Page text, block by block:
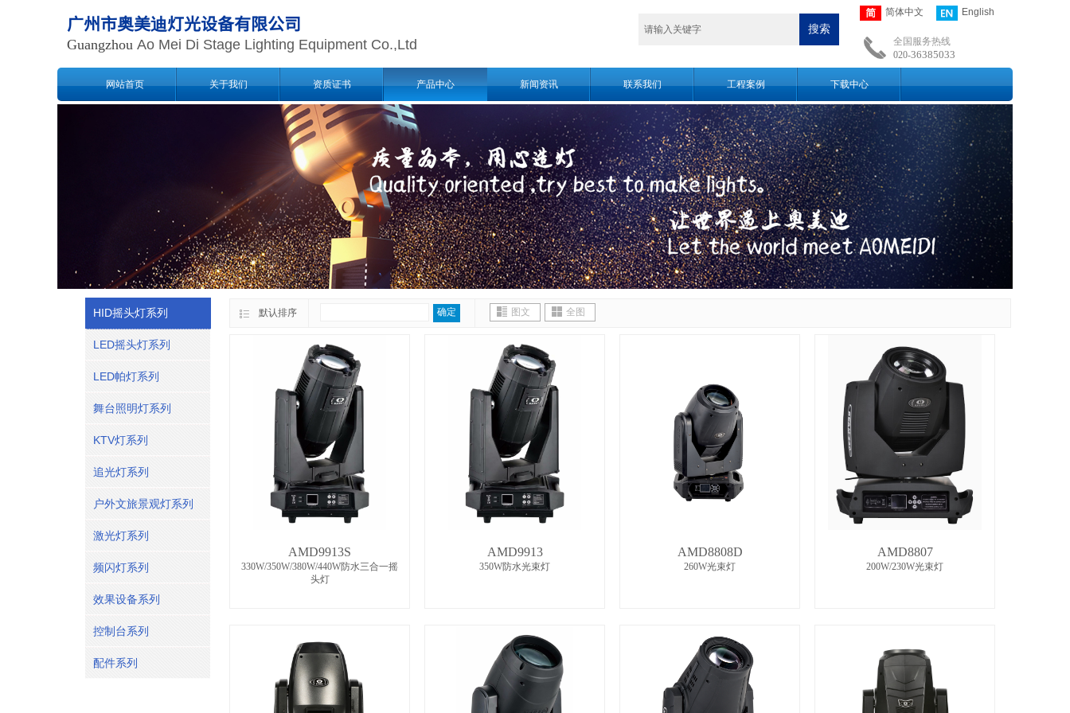
全国服务热线
020-36385033
简体中文 English
广州市奥美迪灯光设备有限公司
Guangzhou Ao Mei Di Stage Lighting Equipment Co.,Ltd
搜索
网站首页 关于我们 资质证书 产品中心 新闻资讯 联系我们 工程案例 下载中心
网站首页 >> HID摇头灯系列
HID摇头灯系列
LED摇头灯系列
LED帕灯系列
舞台照明灯系列
KTV灯系列
追光灯系列
户外文旅景观灯系列
激光灯系列
频闪灯系列
效果设备系列
控制台系列
配件系列
默认排序 确定 图文 全图
AMD9913S
330W/350W/380W/440W防水三合一摇
头灯
AMD9913
350W防水光束灯
AMD8808D
260W光束灯
AMD8807
200W/230W光束灯